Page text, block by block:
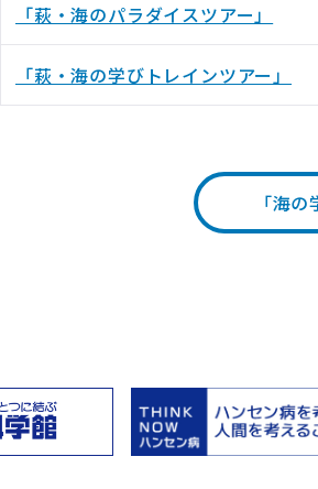
「萩・海のパラダイスツアー」
「萩・海の学びトレインツアー」
「海